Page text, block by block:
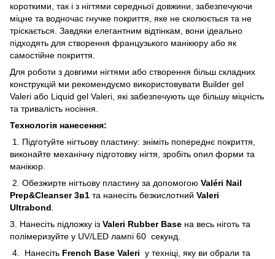
короткими, так і з нігтями середньої довжини, забезпечуючи
міцне та водночас гнучке покриття, яке не сколюється та не
тріскається. Завдяки елегантним відтінкам, вони ідеально
підходять для створення французького манікюру або як
самостійне покриття.
Для роботи з довгими нігтями або створення більш складних
конструкцій ми рекомендуємо використовувати Builder gel
Valeri або Liquid gel Valeri, які забезпечують ще більшу міцність
та тривалість носіння.
Технологія нанесення:
1. Підготуйте нігтьову пластину: зніміть попереднє покриття,
виконайте механічну підготовку нігтя, зробіть опил форми та
манікюр.
2. Обезжирте нігтьову пластину за допомогою Valéri Nail
Prep&Cleanser 3в1 та нанесіть безкислотний Valeri
Ultrabond
3. Нанесіть підложку із Valeri Rubber Base на весь ніготь та
полімеризуйте у UV/LED лампі 60 секунд.
4. Нанесіть French Base Valeri у техніці, яку ви обрали та